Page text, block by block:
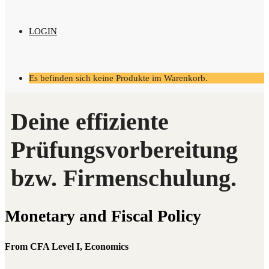
LOGIN
Es befinden sich keine Produkte im Warenkorb.
Mone­ta­ry and Fis­cal Policy
From CFA Level I, Economics